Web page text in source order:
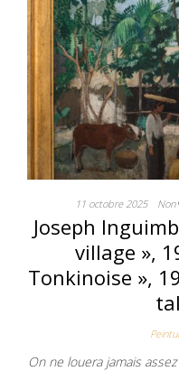
11 octobre 2025 Non
Joseph
village »,
Tonkinoise »,
On ne louera jamais